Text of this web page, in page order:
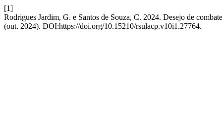
[1]
Rodrigues Jardim, G. e Santos de Souza, C. 2024. Desejo de
(out. 2024). DOI:https://doi.org/10.15210/rsulacp.v10i1.27764.